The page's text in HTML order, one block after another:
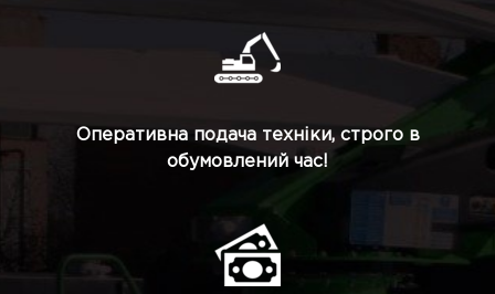
Оперативна подача техніки, строго в
обумовлений час!